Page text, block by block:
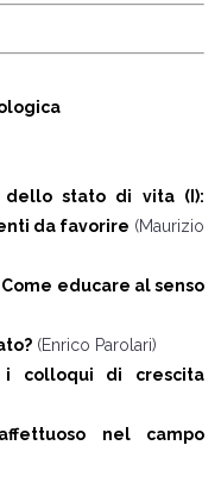
dello stato di vita (I):
da favorire (Maurizio
educare al senso
(Enrico Parolari)
i colloqui di crescita
nel campo